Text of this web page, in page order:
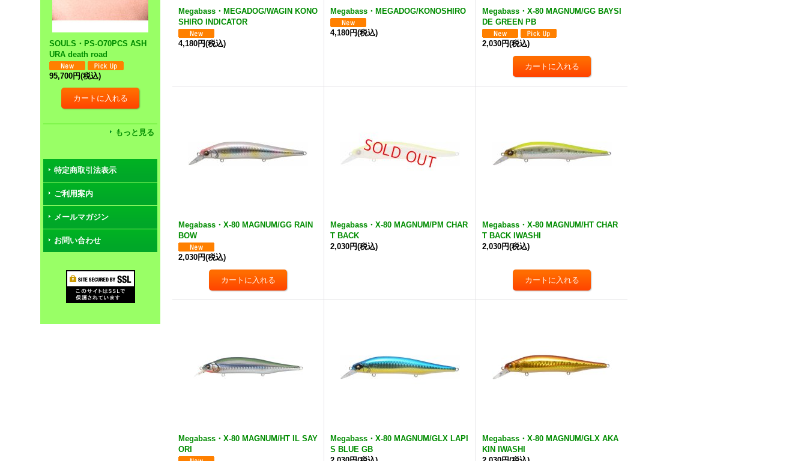
SOULS・PS-O70PCS ASH
URA death road
95,700円(税込)
もっと見る
特定商取引法表示
ご利用案内
メールマガジン
お問い合わせ
Megabass・MEGADOG/WAGIN KONO
SHIRO INDICATOR
4,180円(税込)
Megabass・MEGADOG/KONOSHIRO
4,180円(税込)
Megabass・X-80 MAGNUM/GG BAYSI
DE GREEN PB
2,030円(税込)
Megabass・X-80 MAGNUM/GG RAIN
BOW
2,030円(税込)
Megabass・X-80 MAGNUM/PM CHAR
T BACK
2,030円(税込)
Megabass・X-80 MAGNUM/HT CHAR
T BACK IWASHI
2,030円(税込)
Megabass・X-80 MAGNUM/HT IL SAY
ORI
Megabass・X-80 MAGNUM/GLX LAPI
S BLUE GB
Megabass・X-80 MAGNUM/GLX AKA
KIN IWASHI